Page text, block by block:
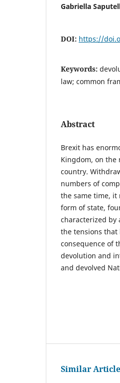
Gabriella
DOI: https://
Keywords:
law; common
Abstract
Brexit has
Kingdom, on the
country.
numbers of
the same time, it
form of state,
characterized by
the tensions that
consequence of
devolution and
and devolved
Similar